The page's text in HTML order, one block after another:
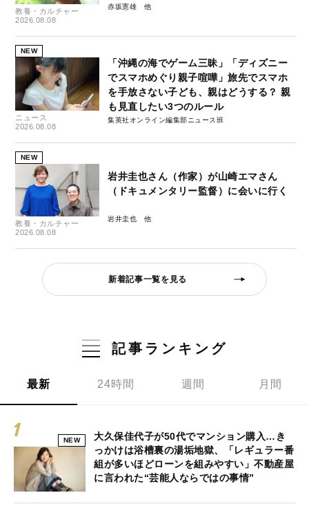
教養・カルチャー
2026.08.08
赤坂憲雄
NEW
ニュース
2026.08.08
「沖縄の海でゲーム三昧」「ディズニー
でスマホめぐり親子喧嘩」旅先でスマホ
を手放さない子ども、親はどうする？ 親
も見直したい3つのルール
集英社オンライン編集部ニュース班
NEW
教養・カルチャー
2026.08.08
岩井圭也さん（作家）が山崎エマさん
（ドキュメンタリー監督）に会いに行く
岩井圭也
新着記事一覧を見る
記事ランキング
最新 24時間 週間 月間
NEW
大久保佳代子が50代でマンション購入…き
っかけは浴槽裏の湯垢地獄、「レギュラー番
組が多いほどローンを組みやすい」不動産屋
に言われた“芸能人ならではの事情”